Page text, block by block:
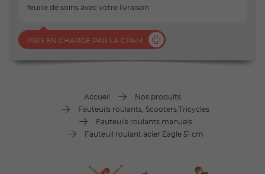
feuille de soins avec votre livraison
PRIS EN CHARGE PAR LA CPAM
Accueil
Nos produits
Fauteuils roulants, Scooters,Tricycles
Fauteuils roulants manuels
Fauteuil roulant acier Eagle 51 cm